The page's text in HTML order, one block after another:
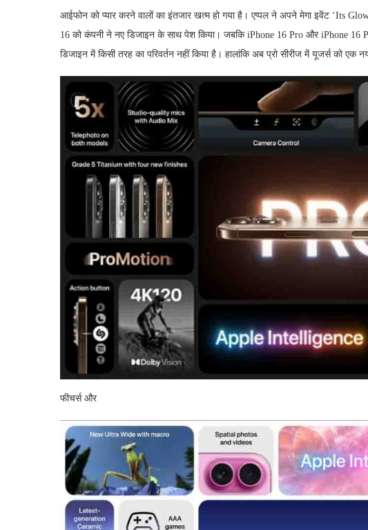
आईफोन को प्यार करने वालों का इंतजार खत्म हो गया है। एप्पल ने अपने मेगा इवेंट ‘Its
16 को कंपनी ने नए डिजाइन के साथ पेश किया। जबकि iPhone 16 Pro और iPhone 16
डिजाइन में किसी तरह का परिवर्तन नहीं किया है। हालांकि अब प्रो सीरीज में यूजर्स को एक
फीचर्स और